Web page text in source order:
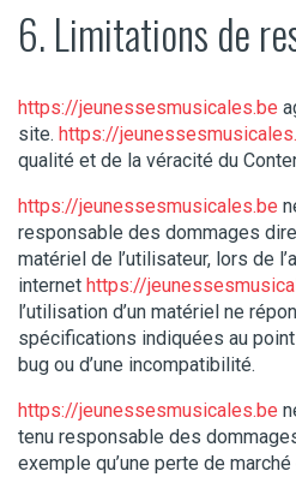
6. Limitations de
https://jeunessesmusicales.be
site. https://
qualité et de la véracité du
https://jeunessesmusicales.be
responsable des dommages
matériel de l’utilisateur, lors de
internet https://
l’utilisation d’un matériel ne
spécifications indiquées au point
bug ou d’une incompatibilité.
https://jeunessesmusicales.be
tenu responsable des
exemple qu’une perte de